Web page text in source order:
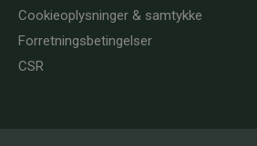
Cookieoplysninger & samtykke
Forretningsbetingelser
CSR